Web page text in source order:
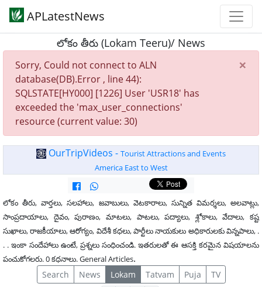
APLatestNews
లోకం తీరు (Lokam Teeru)/ News
×
Sorry, Could not connect to ALN
database(DB).Error , line 44):
SQLSTATE[HY000] [1226] User 'USR18' has
exceeded the 'max_user_connections'
resource (current value: 30)
OurTripVideos - Tourist Attractions and Events
America East to West
లోకం తీరు, వార్తలు, సలహాలు, జవాబులు, వెటకారాలు, సున్నిత విమర్శలు, అలవాట్లు,
సాంప్రదాయాలు, దైవం, పురాణం, మాటలు, పాటలు, పద్యాలు, శ్లోకాలు, వేదాలు, కష్ట
సుఖాలు, రాజకీయాలు, ఆరోగ్యం, విదేశీ కధలు, పార్టీలు నాయకులు అధికారులకు విన్నపాలు, .
. . ఇంకా సందేహాలు ఉంటే, ప్రశ్నలు సంధించండి. ఇతరులతో ఈ ఆసక్తి కరమైన విషయాలను
పంచుకోగలరు. 0 కధనాలు. General Articles.
Search News Lokam Tatvam Puja
TV